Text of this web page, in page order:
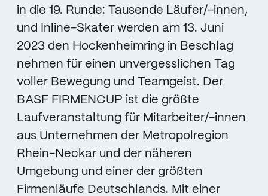
in die 19. Runde: Tausende Läufer/-innen,
und Inline-Skater werden am 13. Juni
2023 den Hockenheimring in Beschlag
nehmen für einen unvergesslichen Tag
voller Bewegung und Teamgeist. Der
BASF FIRMENCUP ist die größte
Laufveranstaltung für Mitarbeiter/-innen
aus Unternehmen der Metropolregion
Rhein-Neckar und der näheren
Umgebung und einer der größten
Firmenläufe Deutschlands. Mit einer